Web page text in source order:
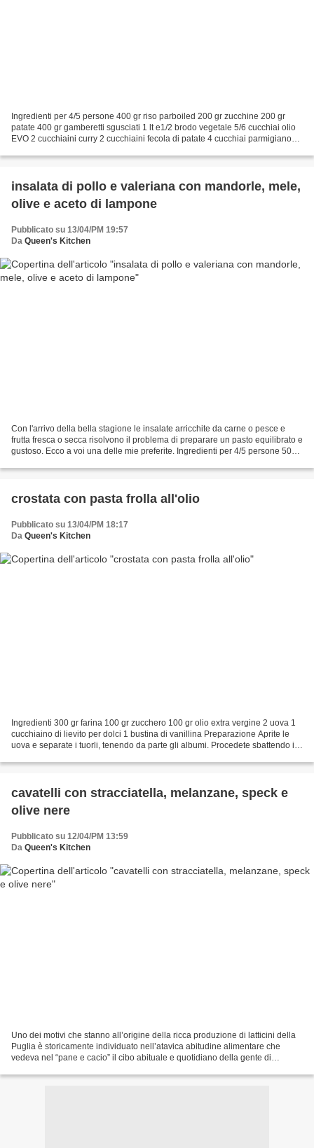
Ingredienti per 4/5 persone 400 gr riso parboiled 200 gr zucchine 200 gr
patate 400 gr gamberetti sgusciati 1 lt e1/2 brodo vegetale 5/6 cucchiai olio
EVO 2 cucchiaini curry 2 cucchiaini fecola di patate 4 cucchiai parmigiano
insalata di pollo e valeriana con mandorle, mele,
olive e aceto di lampone
Pubblicato su 13/04/PM 19:57
Da Queen's Kitchen
Con l'arrivo della bella stagione le insalate arricchite da carne o pesce e
frutta fresca o secca risolvono il problema di preparare un pasto equilibrato e
gustoso. Ecco a voi una delle mie preferite. Ingredienti per 4/5 persone 500
crostata con pasta frolla all'olio
Pubblicato su 13/04/PM 18:17
Da Queen's Kitchen
Ingredienti 300 gr farina 100 gr zucchero 100 gr olio extra vergine 2 uova 1
cucchiaino di lievito per dolci 1 bustina di vanillina Preparazione Aprite le
uova e separate i tuorli, tenendo da parte gli albumi. Procedete sbattendo i
cavatelli con stracciatella, melanzane, speck e
olive nere
Pubblicato su 12/04/PM 13:59
Da Queen's Kitchen
Uno dei motivi che stanno all’origine della ricca produzione di latticini della
Puglia è storicamente individuato nell’atavica abitudine alimentare che
vedeva nel “pane e cacio” il cibo abituale e quotidiano della gente di